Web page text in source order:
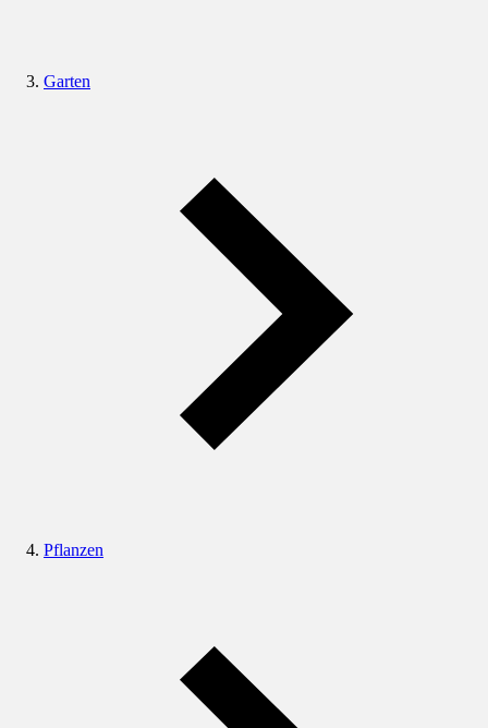
Garten
Pflanzen